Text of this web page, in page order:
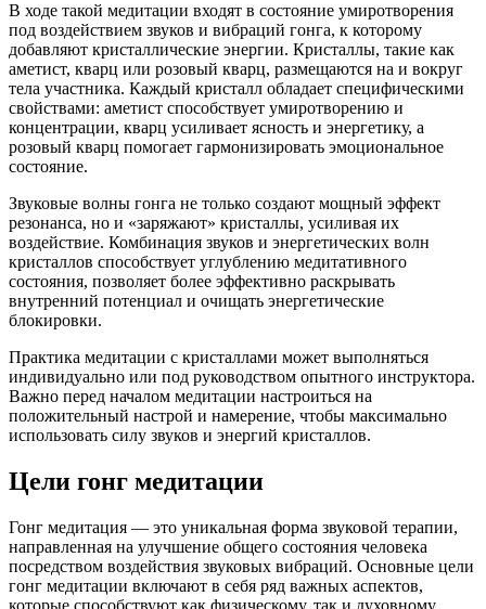
В ходе такой медитации входят в состояние умиротворения
под воздействием звуков и вибраций гонга, к которому
добавляют кристаллические энергии. Кристаллы, такие как
аметист, кварц или розовый кварц, размещаются на и вокруг
тела участника. Каждый кристалл обладает специфическими
свойствами: аметист способствует умиротворению и
концентрации, кварц усиливает ясность и энергетику, а
розовый кварц помогает гармонизировать эмоциональное
состояние.
Звуковые волны гонга не только создают мощный эффект
резонанса, но и «заряжают» кристаллы, усиливая их
воздействие. Комбинация звуков и энергетических волн
кристаллов способствует углублению медитативного
состояния, позволяет более эффективно раскрывать
внутренний потенциал и очищать энергетические
блокировки.
Практика медитации с кристаллами может выполняться
индивидуально или под руководством опытного инструктора.
Важно перед началом медитации настроиться на
положительный настрой и намерение, чтобы максимально
использовать силу звуков и энергий кристаллов.
Цели гонг медитации
Гонг медитация — это уникальная форма звуковой терапии,
направленная на улучшение общего состояния человека
посредством воздействия звуковых вибраций. Основные цели
гонг медитации включают в себя ряд важных аспектов,